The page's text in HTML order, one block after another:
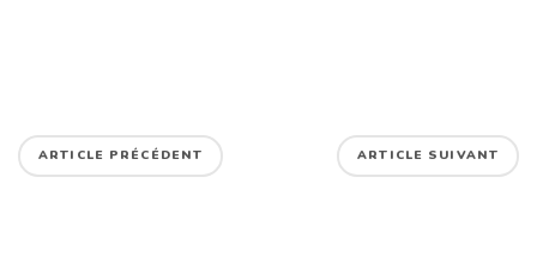
ARTICLE PRÉCÉDENT ARTICLE SUIVANT